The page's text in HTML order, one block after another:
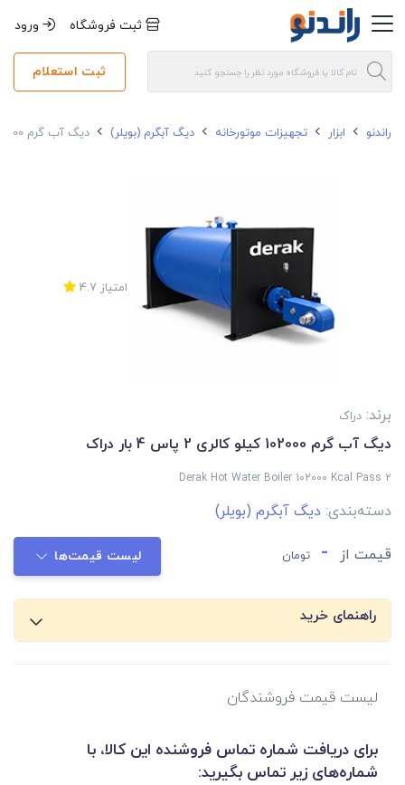
ثبت فروشگاه ورود
ثبت استعلام
راندنو ابزار تجهیزات موتورخانه دیگ آبگرم (بویلر) دیگ آب گرم 102000 کیلو کالری 2 پاس 4 بار دراک
امتیاز 4.7
برند: دراک
دیگ آب گرم 102000 کیلو کالری 2 پاس 4 بار دراک
Derak Hot Water Boiler 102000 Kcal Pass 2
دسته‌بندی: دیگ آبگرم (بویلر)
قیمت از - تومان لیست قیمت‌ها
راهنمای خرید
لیست قیمت فروشندگان
برای دریافت شماره تماس فروشنده این کالا، با
شماره‌های زیر تماس بگیرید: